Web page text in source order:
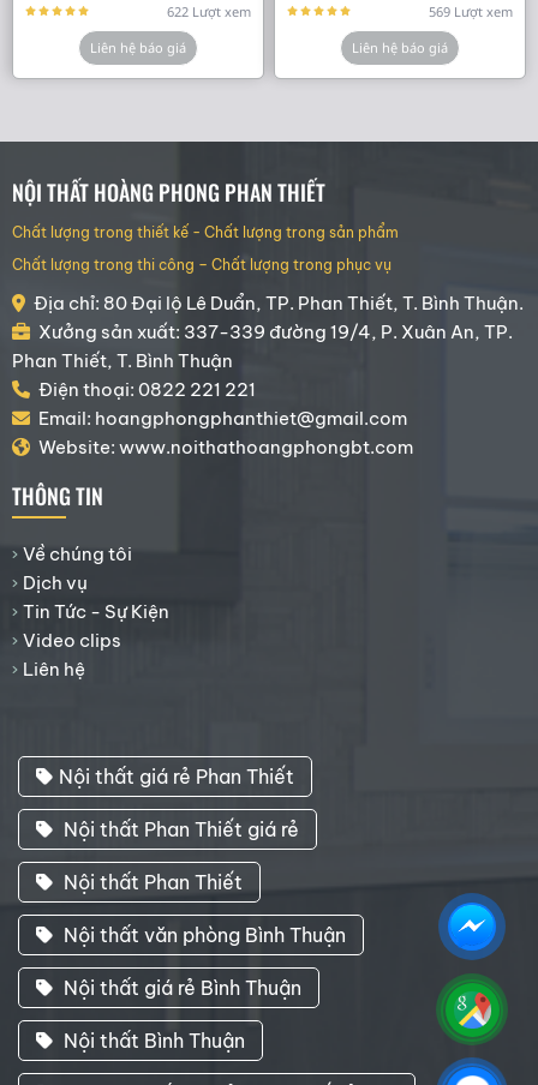
622 Lượt xem
Liên hệ báo giá
569 Lượt xem
Liên hệ báo giá
NỘI THẤT HOÀNG PHONG PHAN THIẾT
Chất lượng trong thiết kế - Chất lượng trong sản phẩm
Chất lượng trong thi công – Chất lượng trong phục vụ
Địa chỉ: 80 Đại lộ Lê Duẩn, TP. Phan Thiết, T. Bình Thuận.
Xưởng sản xuất: 337-339 đường 19/4, P. Xuân An, TP.
Phan Thiết, T. Bình Thuận
Điện thoại: 0822 221 221
Email: hoangphongphanthiet@gmail.com
Website: www.noithathoangphongbt.com
THÔNG TIN
Về chúng tôi
Dịch vụ
Tin Tức - Sự Kiện
Video clips
Liên hệ
Nội thất giá rẻ Phan Thiết
Nội thất Phan Thiết giá rẻ
Nội thất Phan Thiết
Nội thất văn phòng Bình Thuận
Nội thất giá rẻ Bình Thuận
Nội thất Bình Thuận